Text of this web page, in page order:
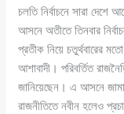
চলতি নির্বাচনে সারা
আসনে অতীতে তিনবার
প্রতীক নিয়ে চতুর্থবারের
আশাবাদী। পরিবর্তিত
জানিয়েছেন। এ আসনে
রাজনীতিতে নবীন হলেও